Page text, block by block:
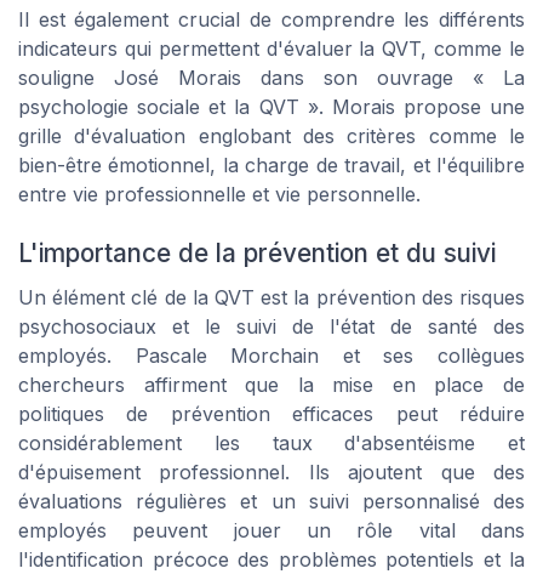
Il est également crucial de comprendre les différents
indicateurs qui permettent d'évaluer la QVT, comme le
souligne José Morais dans son ouvrage « La
psychologie sociale et la QVT ». Morais propose une
grille d'évaluation englobant des critères comme le
bien-être émotionnel, la charge de travail, et l'équilibre
entre vie professionnelle et vie personnelle.
L'importance de la prévention et du suivi
Un élément clé de la QVT est la prévention des risques
psychosociaux et le suivi de l'état de santé des
employés. Pascale Morchain et ses collègues
chercheurs affirment que la mise en place de
politiques de prévention efficaces peut réduire
considérablement les taux d'absentéisme et
d'épuisement professionnel. Ils ajoutent que des
évaluations régulières et un suivi personnalisé des
employés peuvent jouer un rôle vital dans
l'identification précoce des problèmes potentiels et la